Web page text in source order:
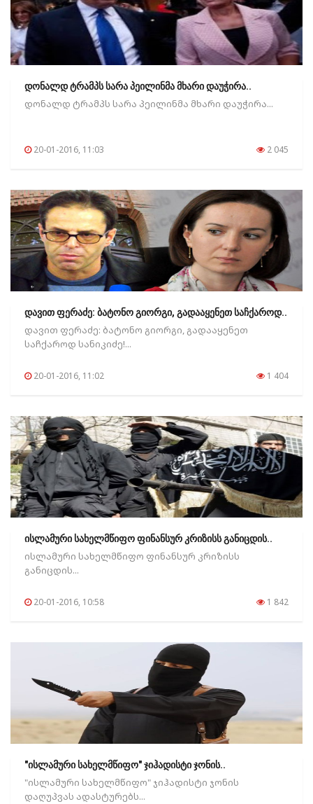
დონალდ ტრამპს სარა პეილინმა მხარი დაუჭირა..
დონალდ ტრამპს სარა პეილინმა მხარი დაუჭირა...
20-01-2016, 11:03 2 045
დავით ფერაძე: ბატონო გიორგი, გადააყენეთ საჩქაროდ..
დავით ფერაძე: ბატონო გიორგი, გადააყენეთ
საჩქაროდ სანიკიძე!...
20-01-2016, 11:02 1 404
ისლამური სახელმწიფო ფინანსურ კრიზისს განიცდის..
ისლამური სახელმწიფო ფინანსურ კრიზისს
განიცდის...
20-01-2016, 10:58 1 842
"ისლამური სახელმწიფო" ჯიჰადისტი ჯონის..
"ისლამური სახელმწიფო" ჯიჰადისტი ჯონის
დაღუპვას ადასტურებს...